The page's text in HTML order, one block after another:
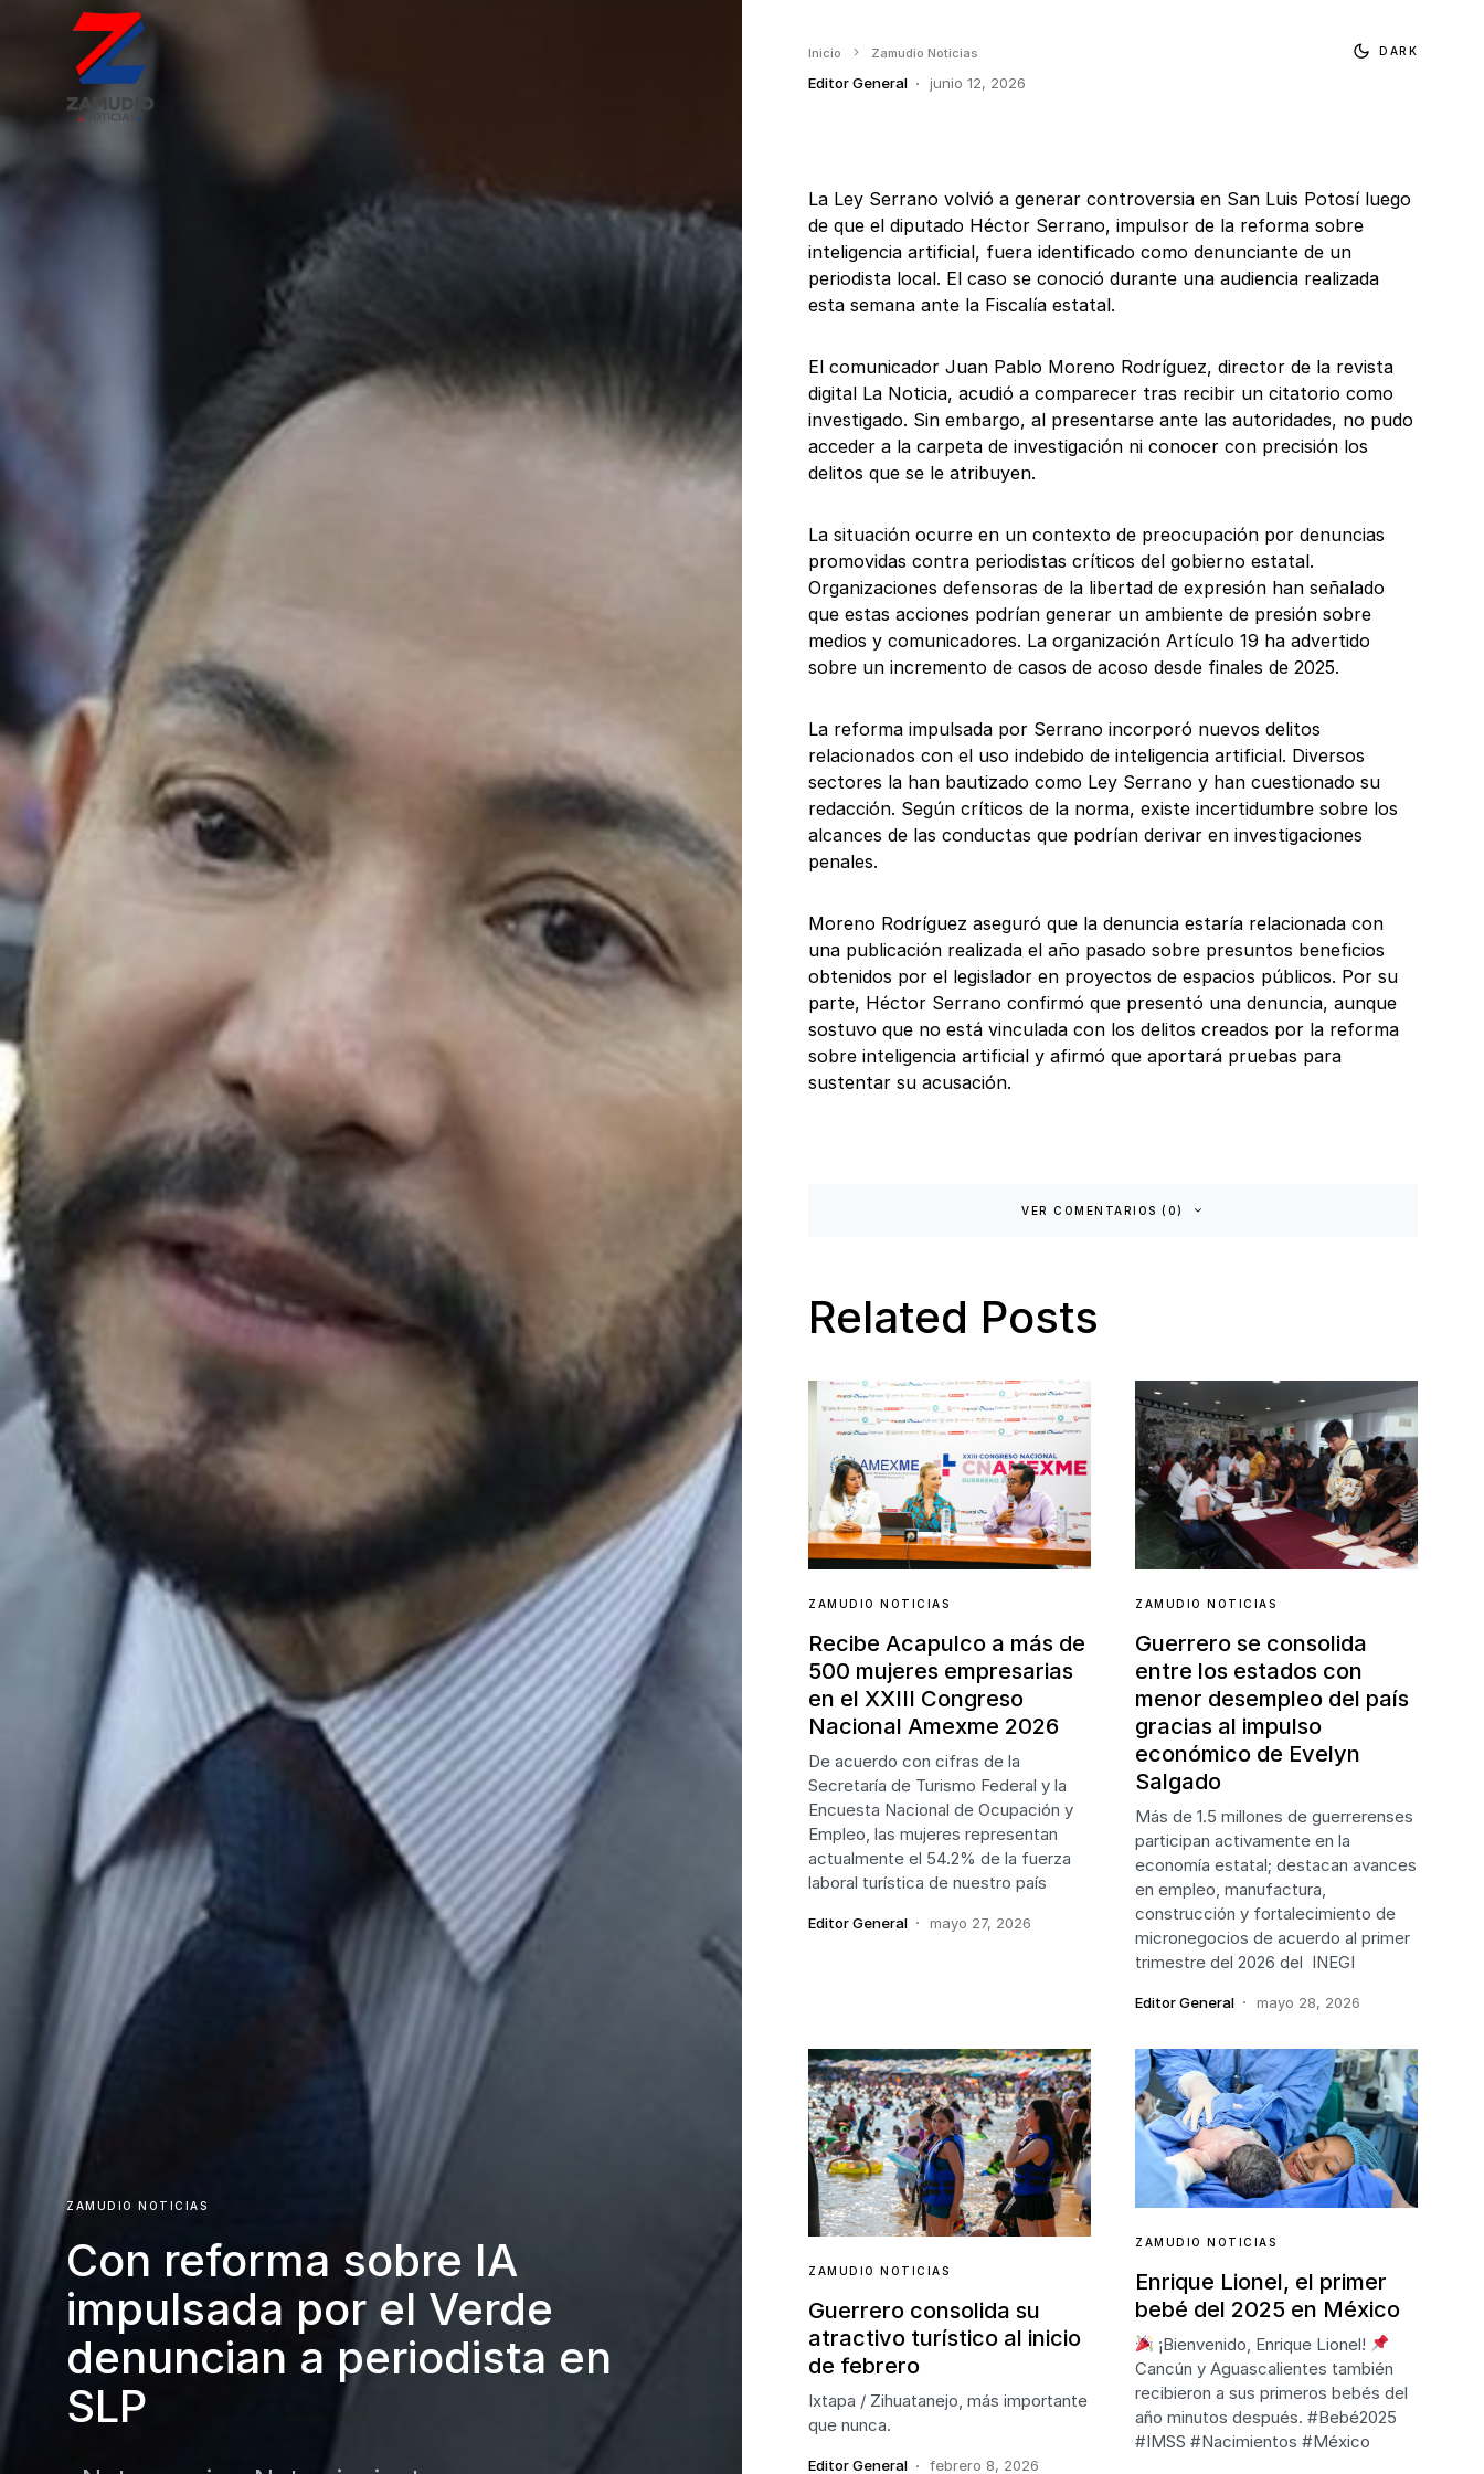
ZAMUDIO NOTICIAS
Con reforma sobre IA
impulsada por el Verde
denuncian a periodista en
SLP
Inicio Zamudio Noticias
Editor General junio 12, 2026
DARK
La Ley Serrano volvió a generar controversia en San Luis Potosí luego
de que el diputado Héctor Serrano, impulsor de la reforma sobre
inteligencia artificial, fuera identificado como denunciante de un
periodista local. El caso se conoció durante una audiencia realizada
esta semana ante la Fiscalía estatal.
El comunicador Juan Pablo Moreno Rodríguez, director de la revista
digital La Noticia, acudió a comparecer tras recibir un citatorio como
investigado. Sin embargo, al presentarse ante las autoridades, no pudo
acceder a la carpeta de investigación ni conocer con precisión los
delitos que se le atribuyen.
La situación ocurre en un contexto de preocupación por denuncias
promovidas contra periodistas críticos del gobierno estatal.
Organizaciones defensoras de la libertad de expresión han señalado
que estas acciones podrían generar un ambiente de presión sobre
medios y comunicadores. La organización Artículo 19 ha advertido
sobre un incremento de casos de acoso desde finales de 2025.
La reforma impulsada por Serrano incorporó nuevos delitos
relacionados con el uso indebido de inteligencia artificial. Diversos
sectores la han bautizado como Ley Serrano y han cuestionado su
redacción. Según críticos de la norma, existe incertidumbre sobre los
alcances de las conductas que podrían derivar en investigaciones
penales.
Moreno Rodríguez aseguró que la denuncia estaría relacionada con
una publicación realizada el año pasado sobre presuntos beneficios
obtenidos por el legislador en proyectos de espacios públicos. Por su
parte, Héctor Serrano confirmó que presentó una denuncia, aunque
sostuvo que no está vinculada con los delitos creados por la reforma
sobre inteligencia artificial y afirmó que aportará pruebas para
sustentar su acusación.
VER COMENTARIOS (0)
Related Posts
ZAMUDIO NOTICIAS
Recibe Acapulco a más de
500 mujeres empresarias
en el XXIII Congreso
Nacional Amexme 2026
De acuerdo con cifras de la
Secretaría de Turismo Federal y la
Encuesta Nacional de Ocupación y
Empleo, las mujeres representan
actualmente el 54.2% de la fuerza
laboral turística de nuestro país
Editor General mayo 27, 2026
ZAMUDIO NOTICIAS
Guerrero se consolida
entre los estados con
menor desempleo del país
gracias al impulso
económico de Evelyn
Salgado
Más de 1.5 millones de guerrerenses
participan activamente en la
economía estatal; destacan avances
en empleo, manufactura,
construcción y fortalecimiento de
micronegocios de acuerdo al primer
trimestre del 2026 del INEGI
Editor General mayo 28, 2026
ZAMUDIO NOTICIAS
Guerrero consolida su
atractivo turístico al inicio
de febrero
Ixtapa / Zihuatanejo, más importante
que nunca.
Editor General febrero 8, 2026
ZAMUDIO NOTICIAS
Enrique Lionel, el primer
bebé del 2025 en México
¡Bienvenido, Enrique Lionel!
Cancún y Aguascalientes también
recibieron a sus primeros bebés del
año minutos después. #Bebé2025
#IMSS #Nacimientos #México